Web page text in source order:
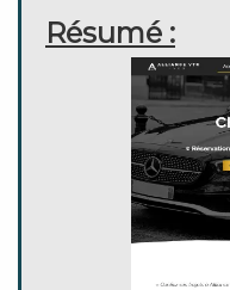
Résumé :